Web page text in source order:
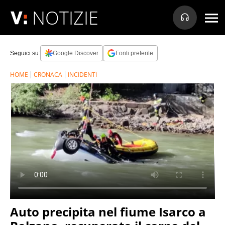
NOTIZIE
Seguici su: Google Discover Fonti preferite
HOME CRONACA INCIDENTI
Auto precipita nel fiume Isarco a